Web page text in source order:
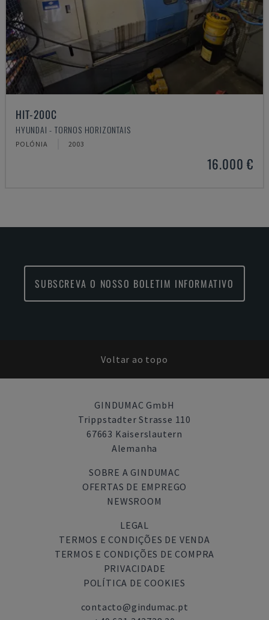
HIT-200C
HYUNDAI - TORNOS HORIZONTAIS
POLÓNIA 2003
16.000 €
SUBSCREVA O NOSSO BOLETIM INFORMATIVO
Voltar ao topo
GINDUMAC GmbH
Trippstadter Strasse 110
67663 Kaiserslautern
Alemanha
SOBRE A GINDUMAC
OFERTAS DE EMPREGO
NEWSROOM
LEGAL
TERMOS E CONDIÇÕES DE VENDA
TERMOS E CONDIÇÕES DE COMPRA
PRIVACIDADE
POLÍTICA DE COOKIES
contacto@gindumac.pt